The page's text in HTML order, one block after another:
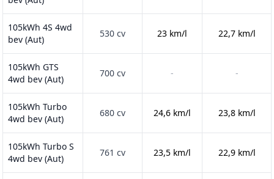
105kWh 4S 4wd
bev (Aut)
530 cv 23 km/l 22,7 km/l
105kWh GTS
4wd bev (Aut)
700 cv - -
105kWh Turbo
4wd bev (Aut)
680 cv 24,6 km/l 23,8 km/l
105kWh Turbo S
4wd bev (Aut)
761 cv 23,5 km/l 22,9 km/l